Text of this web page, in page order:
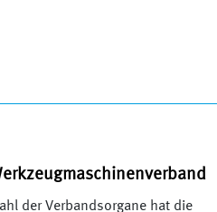
der Verbandsorgane hat die